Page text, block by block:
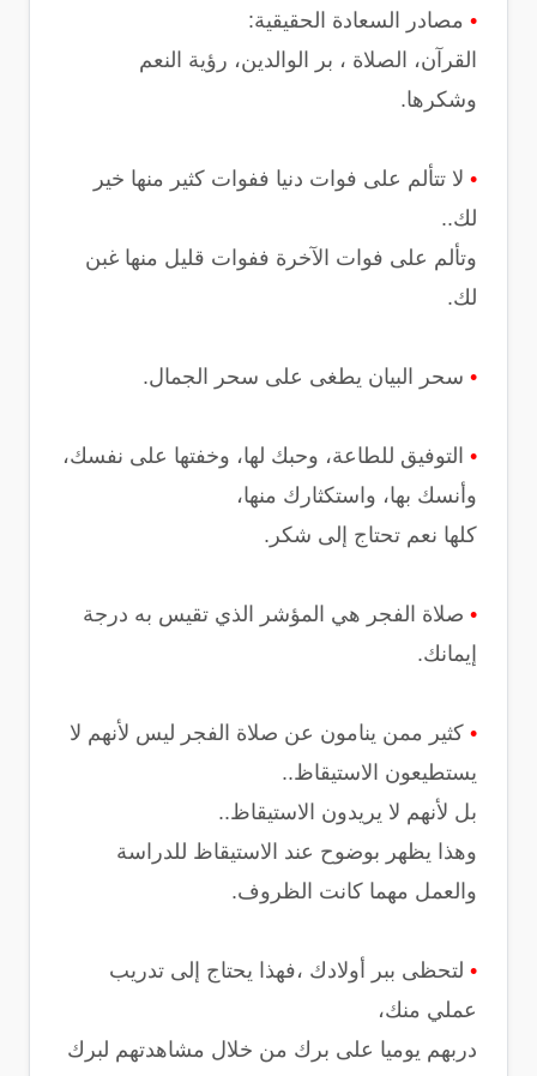
• مصادر السعادة الحقيقية:
القرآن، الصلاة ، بر الوالدين، رؤية النعم
وشكرها.
• ﻻ تتألم على فوات دنيا ففوات كثير منها خير
لك..
وتألم على فوات الآخرة ففوات قليل منها غبن
لك.
• سحر البيان يطغى على سحر الجمال.
• التوفيق للطاعة، وحبك لها، وخفتها على نفسك،
وأنسك بها، واستكثارك منها،
كلها نعم تحتاج إلى شكر.
• صلاة الفجر هي المؤشر الذي تقيس به درجة
إيمانك.
• كثير ممن ينامون عن صلاة الفجر ليس ﻷنهم ﻻ
يستطيعون الاستيقاظ..
بل ﻷنهم ﻻ يريدون اﻻستيقاظ..
وهذا يظهر بوضوح عند الاستيقاظ للدراسة
والعمل مهما كانت الظروف.
• لتحظى ببر أوﻻدك ،فهذا يحتاج إلى تدريب
عملي منك،
دربهم يوميا على برك من خلال مشاهدتهم لبرك